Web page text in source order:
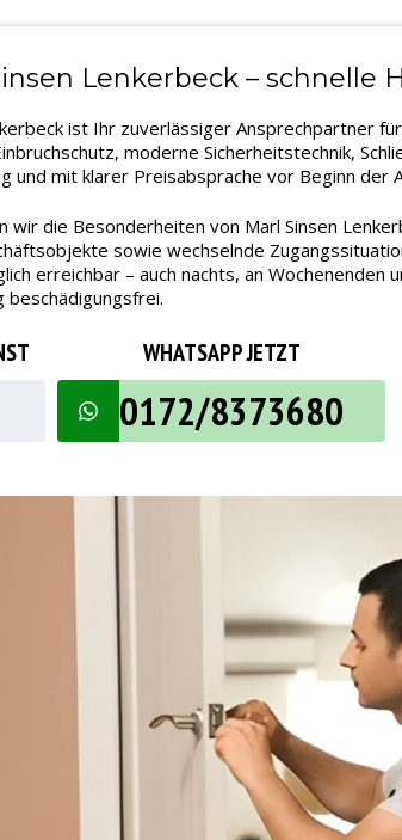
Lenkerbeck – schnelle
ist Ihr zuverlässiger Ansprechpartner
moderne Sicherheitstechnik,
und mit klarer Preisabsprache vor Beginn der
wir die Besonderheiten von Marl Sinsen
sowie wechselnde
erreichbar – auch nachts, an
beschädigungsfrei.
WHATSAPP JETZT
0172/8373680